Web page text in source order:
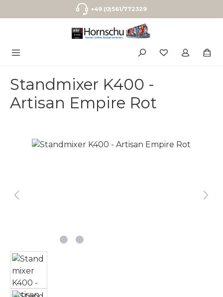
Zum Hauptinhalt springen+49 (0)561/772329
Standmixer K400 -
Artisan Empire Rot
Bildergalerie überspringen